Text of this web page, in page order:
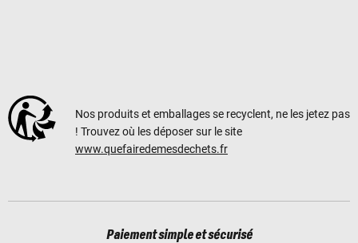
Nos produits et emballages se recyclent, ne les jetez pas
! Trouvez où les déposer sur le site
www.quefairedemesdechets.fr
Paiement simple et sécurisé